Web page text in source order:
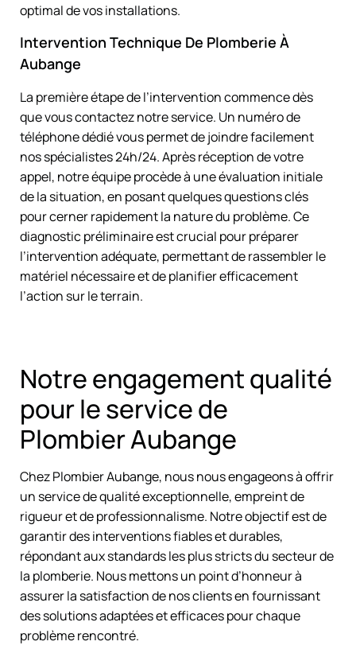
optimal de vos installations.
Intervention Technique De Plomberie À
Aubange
La première étape de l’intervention commence dès
que vous contactez notre service. Un numéro de
téléphone dédié vous permet de joindre facilement
nos spécialistes 24h/24. Après réception de votre
appel, notre équipe procède à une évaluation initiale
de la situation, en posant quelques questions clés
pour cerner rapidement la nature du problème. Ce
diagnostic préliminaire est crucial pour préparer
l’intervention adéquate, permettant de rassembler le
matériel nécessaire et de planifier efficacement
l’action sur le terrain.
Notre engagement qualité
pour le service de
Plombier Aubange
Chez Plombier Aubange, nous nous engageons à offrir
un service de qualité exceptionnelle, empreint de
rigueur et de professionnalisme. Notre objectif est de
garantir des interventions fiables et durables,
répondant aux standards les plus stricts du secteur de
la plomberie. Nous mettons un point d’honneur à
assurer la satisfaction de nos clients en fournissant
des solutions adaptées et efficaces pour chaque
problème rencontré.